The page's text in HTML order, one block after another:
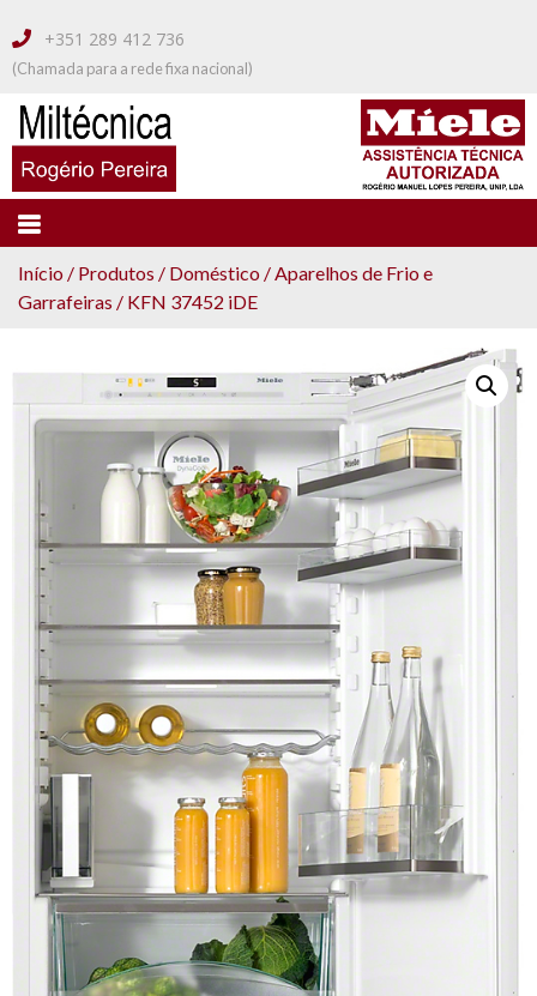
+351 289 412 736
(Chamada para a rede fixa nacional)
MILTECNICA
Vendas e Assistência Técnica Autorizada
Início / Produtos / Doméstico / Aparelhos de Frio e
Garrafeiras / KFN 37452 iDE